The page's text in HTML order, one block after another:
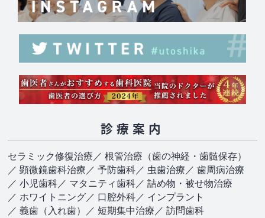
診療案内
セラミック修復治療／ 根管治療（歯の神経・歯髄保存）
／ 顕微鏡歯科治療／ 予防歯科／ 虫歯治療／ 歯周病治療
／ 小児歯科／ マタニティ歯科／ 詰め物・被せ物治療
／ ホワイトニング／ 口腔外科／ インプラント
／ 義歯（入れ歯） ／ 短期集中治療／ 訪問歯科